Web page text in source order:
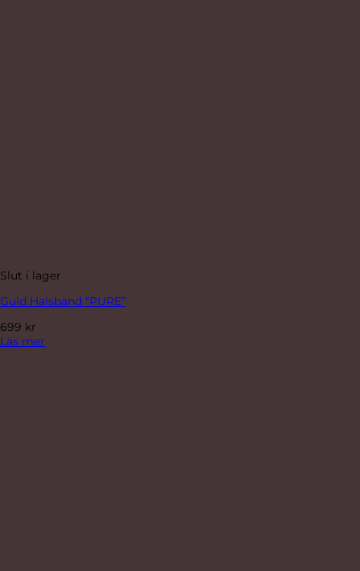
Slut i lager
Guld Halsband “PURE”
699 kr
Läs mer